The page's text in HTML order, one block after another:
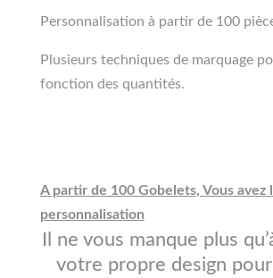
Personnalisation à partir de 100
Plusieurs techniques de marquage
fonction des quantités.
A partir de 100 Gobelets, Vous avez
personnalisation
Il ne vous manque plus
votre propre design